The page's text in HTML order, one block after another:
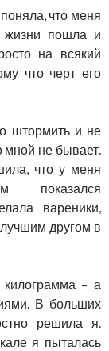
что меня
жизни пошла и
на всякий
что черт его
штормить и не
мной не бывает.
что у меня
показался
вареники,
другом в
– а
В больших
решила я.
я пыталась